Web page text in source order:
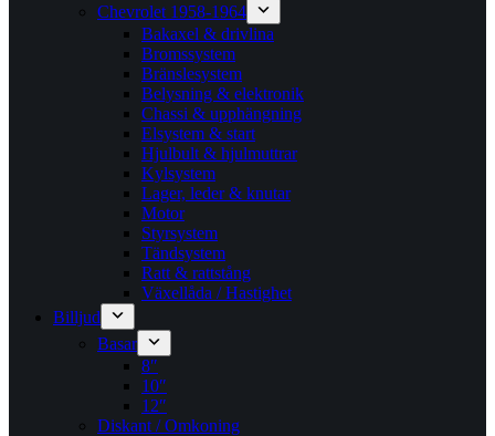
Chevrolet 1958-1964
Bakaxel & drivlina
Bromssystem
Bränslesystem
Belysning & elektronik
Chassi & upphängning
Elsystem & start
Hjulbult & hjulmuttrar
Kylsystem
Lager, leder & knutar
Motor
Styrsystem
Tändsystem
Ratt & rattstång
Växellåda / Hastighet
Billjud
Basar
8″
10″
12″
Diskant / Omkoning​